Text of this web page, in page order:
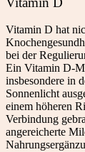
Vitamin D hat
bei der
Ein Vitamin D-
insbesondere in
Sonnenlicht
einem höheren
Verbindung
angereicherte